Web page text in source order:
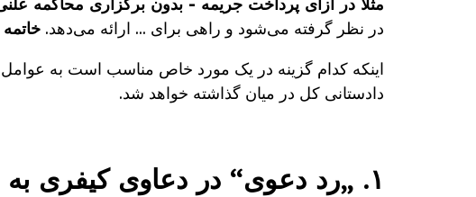
در نظر گرفته می‌شود و راهی برای ... ارائه می‌دهد.
اینکه کدام گزینه در یک مورد خاص مناسب است به
دادستانی کل در میان گذاشته خواهد شد.
۱. „رد دعوی“ در دعاوی کیفری به چه معناست؟